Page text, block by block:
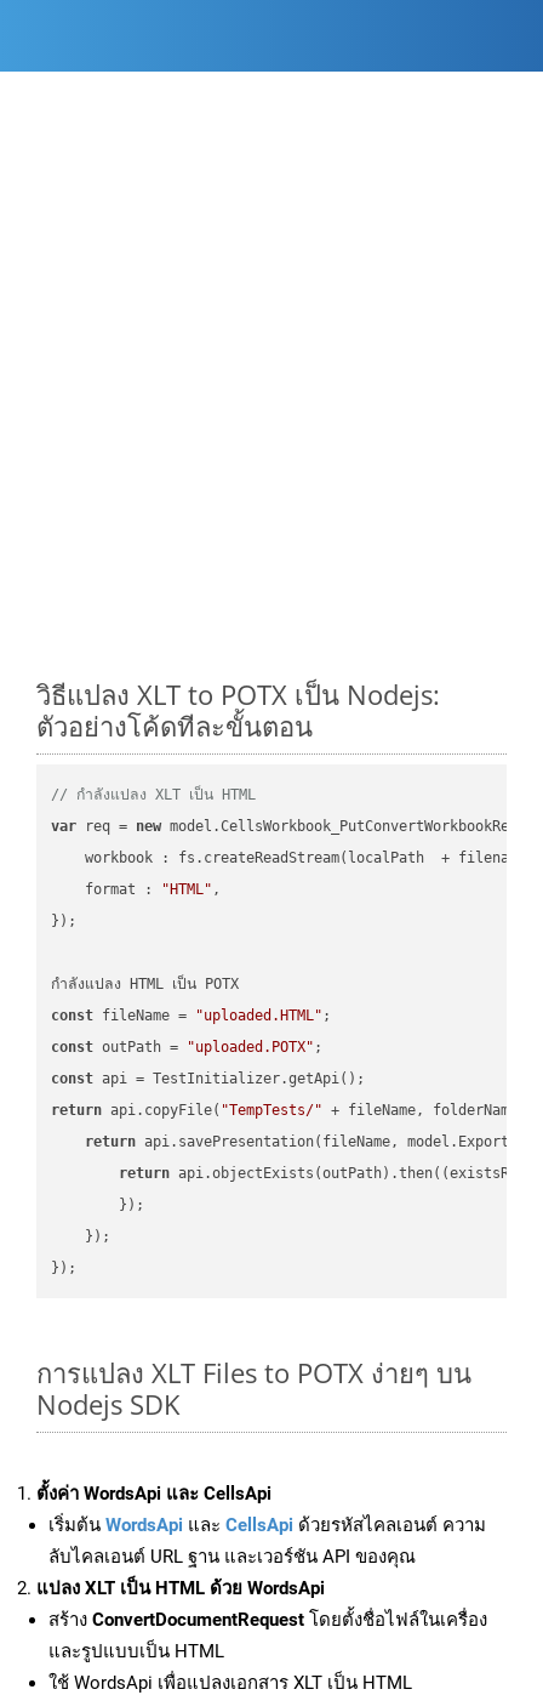
วิธีแปลง XLT to POTX เป็น Nodejs:
ตัวอย่างโค้ดทีละขั้นตอน
// กำลังแปลง XLT เป็น HTML
var req = new
workbook : fs.createReadStream(localPath  + filename
format : "HTML" ,
});
const fileName = "uploaded.HTML"
const outPath = "uploaded.POTX"
const
return api.copyFile( "TempTests/" + fileName, folderName +
return api.savePresentation(fileName,
return api.objectExists(outPath).then( (
        });
    });
การแปลง XLT Files to POTX ง่ายๆ บน
Nodejs SDK
ตั้งค่า WordsApi และ CellsApi
เริ่มต้น WordsApi และ CellsApi ด้วยรหัสไคลเอนต์ ความ
ลับไคลเอนต์ URL ฐาน และเวอร์ชัน API ของคุณ
แปลง XLT เป็น HTML ด้วย WordsApi
สร้าง ConvertDocumentRequest โดยตั้งชื่อไฟล์ในเครื่อง
และรูปแบบเป็น HTML
ใช้ WordsApi เพื่อแปลงเอกสาร XLT เป็น HTML